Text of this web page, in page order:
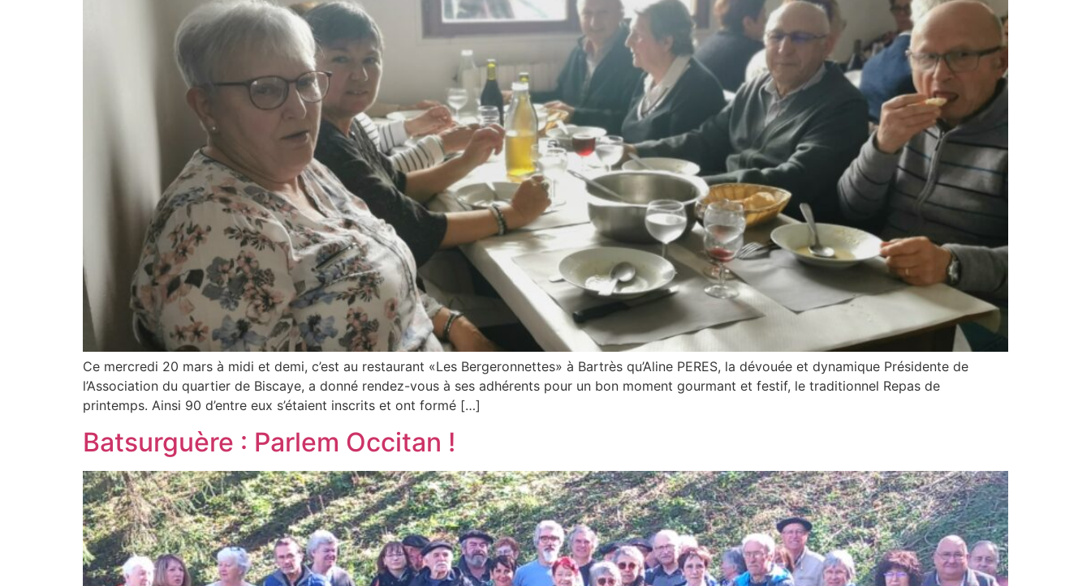
Ce mercredi 20 mars à midi et demi, c’est au restaurant «Les Bergeronnettes» à Bartrès qu’Aline PERES, la dévouée et dynamique Présidente de
l’Association du quartier de Biscaye, a donné rendez-vous à ses adhérents pour un bon moment gourmant et festif, le traditionnel Repas de
printemps. Ainsi 90 d’entre eux s’étaient inscrits et ont formé […]
Batsurguère : Parlem Occitan !